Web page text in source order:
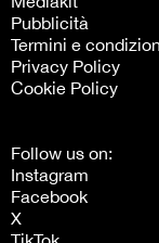
Pubblicità
Termini e
Privacy Policy
Cookie Policy
Follow us on:
Instagram
Facebook
X